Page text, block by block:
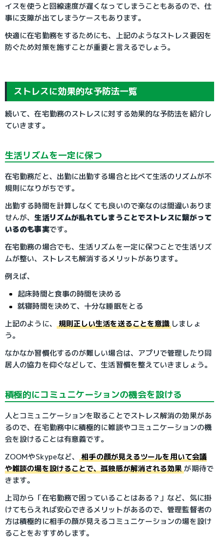
イスを使うと回線速度が遅くなってしまうこともあるので、仕
事に支障が出てしまうケースもあります。
快適に在宅勤務をするためにも、上記のようなストレス要因を
防ぐため対策を施すことが重要と言えるでしょう。
ストレスに効果的な予防法一覧
続いて、在宅勤務のストレスに対する効果的な予防法を紹介し
ていきます。
生活リズムを一定に保つ
在宅勤務だと、出勤に出勤する場合と比べて生活のリズムが不
規則になりがちです。
出勤する時間を計算しなくても良いので楽なのは間違いありま
せんが、生活リズムが乱れてしまうことでストレスに繋がって
いるのも事実です。
在宅勤務の場合でも、生活リズムを一定に保つことで生活リズ
ムが整い、ストレスも解消するメリットがあります。
例えば、
起床時間と食事の時間を決める
就寝時間を決めて、十分な睡眠をとる
上記のように、
規則正しい生活を送ることを意識 しましょ
う。
なかなか習慣化するのが難しい場合は、アプリで管理したり同
居人の協力を仰ぐなどして、生活習慣を整えていきましょう。
積極的にコミュニケーションの機会を設ける
人とコミュニケーションを取ることでストレス解消の効果があ
るので、在宅勤務中に積極的に雑談やコミュニケーションの機
会を設けることは有意義です。
ZOOMやSkypeなど、相手の顔が見えるツールを用いて会議
や雑談の場を設けることで、孤独感が解消される効果 が期待で
きます。
上司から「在宅勤務で困っていることはある？」など、気に掛
けてもらえれば安心できるメリットがあるので、管理監督者の
方は積極的に相手の顔が見えるコミュニケーションの場を設け
ることをおすすめします。